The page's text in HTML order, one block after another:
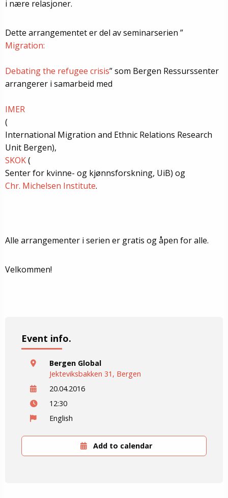
i nære relasjoner.
Dette arrangementet er del av seminarserien ”
Migration:
Debating the refugee crisis” som Bergen Ressurssenter
arrangerer i samarbeid med
IMER
(
International Migration and Ethnic Relations Research
Unit Bergen),
SKOK(
Senter for kvinne- og kjønnsforskning, UiB) og
Chr. Michelsen Institute.
Alle arrangementer i serien er gratis og åpen for alle.
Velkommen!
Event info.
Bergen Global
Jekteviksbakken 31, Bergen
20.04.2016
12:30
English
Add to calendar